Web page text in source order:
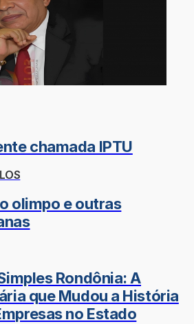
chamada IPTU
olimpo e outras
Rondônia: A
que Mudou a História
no Estado